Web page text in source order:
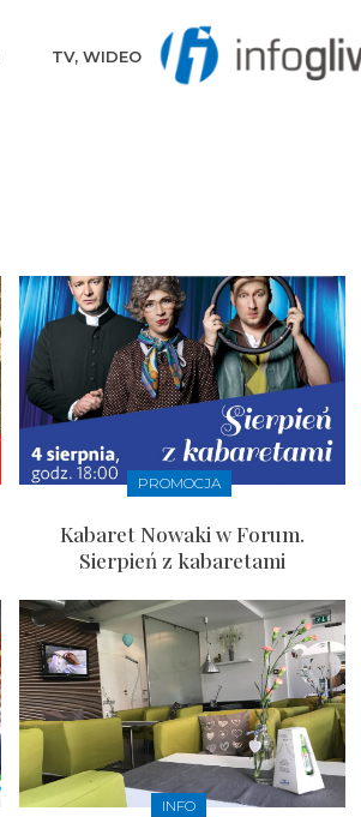
TV, WIDEO
PROMOCJA
Kabaret Nowaki w Forum.
Sierpień z kabaretami
INFO